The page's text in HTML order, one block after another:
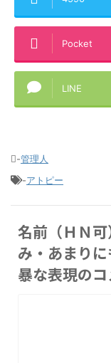
Pocket
LINE
-管理人
-アトピー
名前（ＨＮ
み・あまり
暴な表現のコ